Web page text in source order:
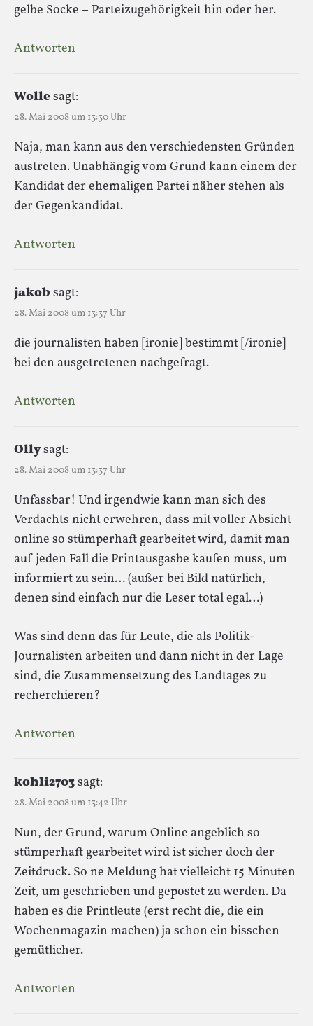
gelbe Socke – Parteizugehörigkeit hin oder her.
Antworten
Wollesagt:
28. Mai 2008 um 13:30 Uhr
Naja, man kann aus den verschiedensten Gründen
austreten. Unabhängig vom Grund kann einem der
Kandidat der ehemaligen Partei näher stehen als
der Gegenkandidat.
Antworten
jakob sagt:
28. Mai 2008 um 13:37 Uhr
die journalisten haben [ironie] bestimmt [/ironie]
bei den ausgetretenen nachgefragt.
Antworten
Ollysagt:
28. Mai 2008 um 13:37 Uhr
Unfassbar! Und irgendwie kann man sich des
Verdachts nicht erwehren, dass mit voller Absicht
online so stümperhaft gearbeitet wird, damit man
auf jeden Fall die Printausgasbe kaufen muss, um
informiert zu sein… (außer bei Bild natürlich,
denen sind einfach nur die Leser total egal…)
Was sind denn das für Leute, die als Politik-
Journalisten arbeiten und dann nicht in der Lage
sind, die Zusammensetzung des Landtages zu
recherchieren?
Antworten
kohli2703sagt:
28. Mai 2008 um 13:42 Uhr
Nun, der Grund, warum Online angeblich so
stümperhaft gearbeitet wird ist sicher doch der
Zeitdruck. So ne Meldung hat vielleicht 15 Minuten
Zeit, um geschrieben und gepostet zu werden. Da
haben es die Printleute (erst recht die, die ein
Wochenmagazin machen) ja schon ein bisschen
gemütlicher.
Antworten